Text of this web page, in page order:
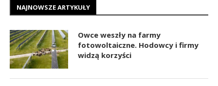
NAJNOWSZE ARTYKUŁY
Owce weszły na farmy
fotowoltaiczne. Hodowcy i firmy
widzą korzyści